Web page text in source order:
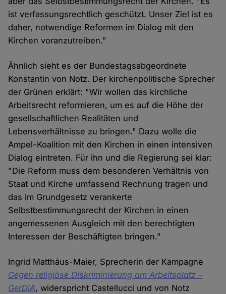
ist verfassungsrechtlich geschützt. Unser Ziel ist es
daher, notwendige Reformen im Dialog mit den
Kirchen voranzutreiben."
Ähnlich sieht es der Bundestagsabgeordnete
Konstantin von Notz. Der kirchenpolitische Sprecher
der Grünen erklärt: "Wir wollen das kirchliche
Arbeitsrecht reformieren, um es auf die Höhe der
gesellschaftlichen Realitäten und
Lebensverhältnisse zu bringen." Dazu wolle die
Ampel-Koalition mit den Kirchen in einen intensiven
Dialog eintreten. Für ihn und die Regierung sei klar:
"Die Reform muss dem besonderen Verhältnis von
Staat und Kirche umfassend Rechnung tragen und
das im Grundgesetz verankerte
Selbstbestimmungsrecht der Kirchen in einen
angemessenen Ausgleich mit den berechtigten
Interessen der Beschäftigten bringen."
Ingrid Matthäus-Maier, Sprecherin der Kampagne
Gegen religiöse Diskriminierung am Arbeitsplatz –
GerDiA, widerspricht Castellucci und von Notz